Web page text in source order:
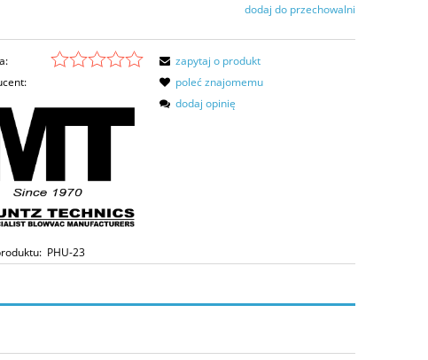
dodaj do przechowalni
PHU-23
zapytaj o produkt
poleć znajomemu
dodaj opinię